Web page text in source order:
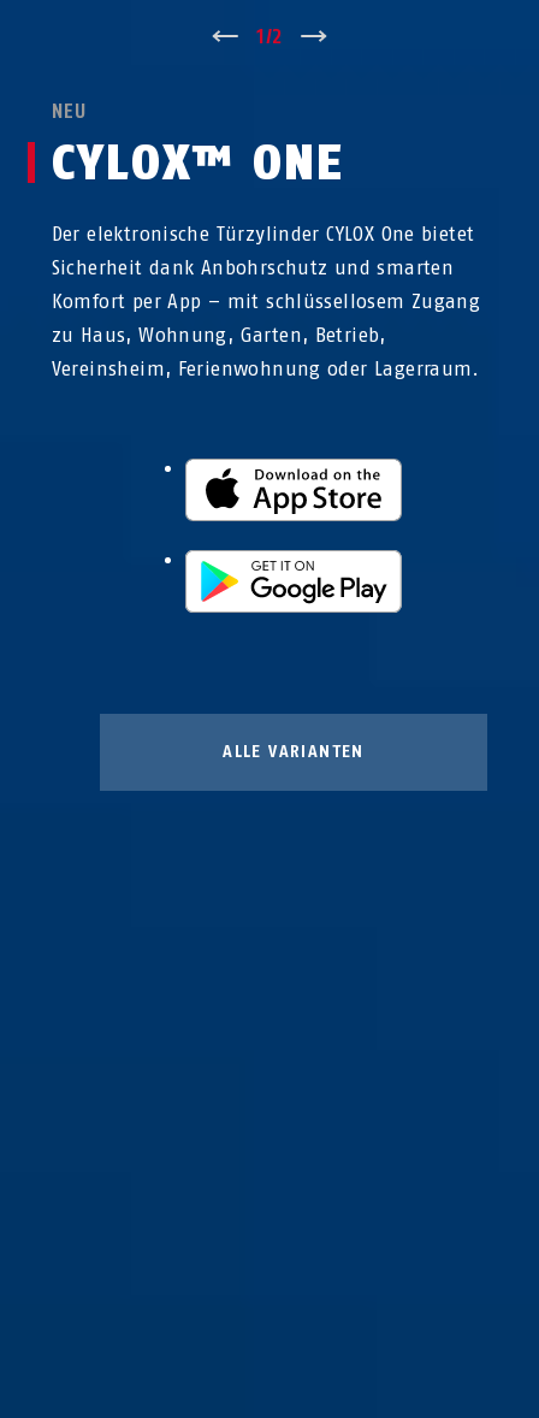
1/2
NEU
CYLOX™ ONE
Der elektronische Türzylinder CYLOX One bietet
Sicherheit dank Anbohrschutz und smarten
Komfort per App – mit schlüssellosem Zugang
zu Haus, Wohnung, Garten, Betrieb,
Vereinsheim, Ferienwohnung oder Lagerraum.
ALLE VARIANTEN